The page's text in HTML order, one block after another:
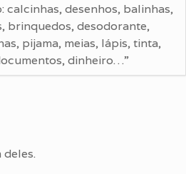
calcinhas, desenhos, balinhas,
brinquedos, desodorante,
pijama, meias, lápis, tinta,
dinheiro…”
deles.